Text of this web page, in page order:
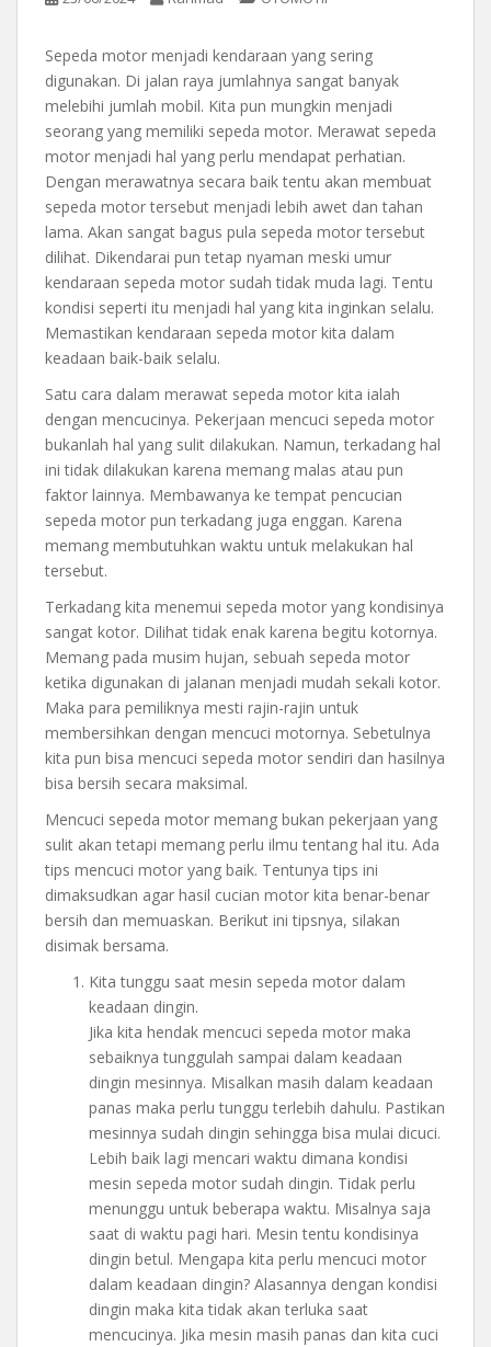
Sepeda motor menjadi kendaraan yang sering
digunakan. Di jalan raya jumlahnya sangat banyak
melebihi jumlah mobil. Kita pun mungkin menjadi
seorang yang memiliki sepeda motor. Merawat sepeda
motor menjadi hal yang perlu mendapat perhatian.
Dengan merawatnya secara baik tentu akan membuat
sepeda motor tersebut menjadi lebih awet dan tahan
lama. Akan sangat bagus pula sepeda motor tersebut
dilihat. Dikendarai pun tetap nyaman meski umur
kendaraan sepeda motor sudah tidak muda lagi. Tentu
kondisi seperti itu menjadi hal yang kita inginkan selalu.
Memastikan kendaraan sepeda motor kita dalam
keadaan baik-baik selalu.
Satu cara dalam merawat sepeda motor kita ialah
dengan mencucinya. Pekerjaan mencuci sepeda motor
bukanlah hal yang sulit dilakukan. Namun, terkadang hal
ini tidak dilakukan karena memang malas atau pun
faktor lainnya. Membawanya ke tempat pencucian
sepeda motor pun terkadang juga enggan. Karena
memang membutuhkan waktu untuk melakukan hal
tersebut.
Terkadang kita menemui sepeda motor yang kondisinya
sangat kotor. Dilihat tidak enak karena begitu kotornya.
Memang pada musim hujan, sebuah sepeda motor
ketika digunakan di jalanan menjadi mudah sekali kotor.
Maka para pemiliknya mesti rajin-rajin untuk
membersihkan dengan mencuci motornya. Sebetulnya
kita pun bisa mencuci sepeda motor sendiri dan hasilnya
bisa bersih secara maksimal.
Mencuci sepeda motor memang bukan pekerjaan yang
sulit akan tetapi memang perlu ilmu tentang hal itu. Ada
tips mencuci motor yang baik. Tentunya tips ini
dimaksudkan agar hasil cucian motor kita benar-benar
bersih dan memuaskan. Berikut ini tipsnya, silakan
disimak bersama.
Kita tunggu saat mesin sepeda motor dalam
keadaan dingin.
Jika kita hendak mencuci sepeda motor maka
sebaiknya tunggulah sampai dalam keadaan
dingin mesinnya. Misalkan masih dalam keadaan
panas maka perlu tunggu terlebih dahulu. Pastikan
mesinnya sudah dingin sehingga bisa mulai dicuci.
Lebih baik lagi mencari waktu dimana kondisi
mesin sepeda motor sudah dingin. Tidak perlu
menunggu untuk beberapa waktu. Misalnya saja
saat di waktu pagi hari. Mesin tentu kondisinya
dingin betul. Mengapa kita perlu mencuci motor
dalam keadaan dingin? Alasannya dengan kondisi
dingin maka kita tidak akan terluka saat
mencucinya. Jika mesin masih panas dan kita cuci